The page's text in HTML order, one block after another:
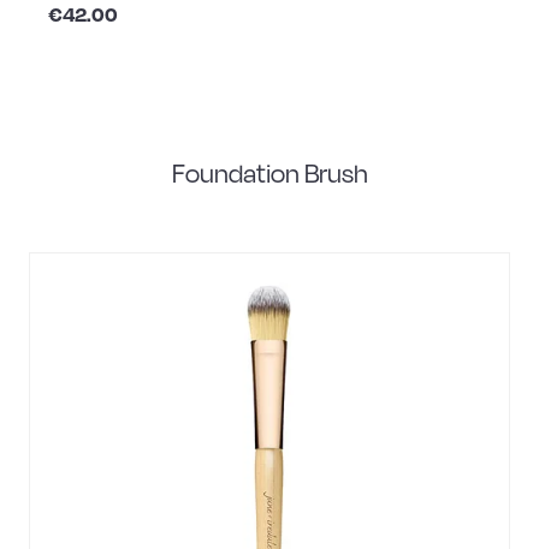
€42.00
Foundation Brush